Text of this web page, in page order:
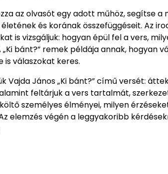
az olvasót egy adott műhöz, segítse
és korának összefüggéseit. Az
is vizsgáljuk: hogyan épül fel a vers,
bánt?” remek példája annak, hogyan
válaszokat keres.
Vajda János „Ki bánt?” című versét:
feltárjuk a vers tartalmát,
személyes élményei, milyen
elemzés végén a leggyakoribb